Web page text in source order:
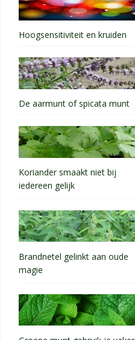
Hoogsensitiviteit en kruiden
De aarmunt of spicata munt
Koriander smaakt niet bij
iedereen gelijk
Brandnetel gelinkt aan oude
magie